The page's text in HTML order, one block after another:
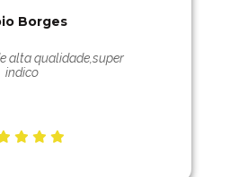
Borges
alta qualidade,super
indico